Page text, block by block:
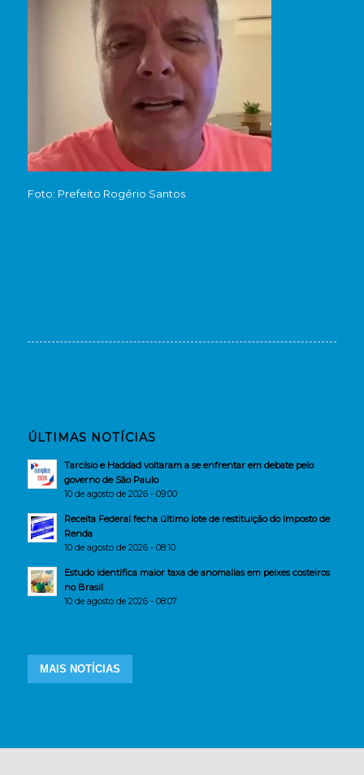
Foto: Prefeito Rogério Santos
ÚLTIMAS NOTÍCIAS
Tarcísio e Haddad voltaram a se enfrentar em debate pelo
governo de São Paulo
10 de agosto de 2026 - 09:00
Receita Federal fecha último lote de restituição do Imposto de
Renda
10 de agosto de 2026 - 08:10
Estudo identifica maior taxa de anomalias em peixes costeiros
no Brasil
10 de agosto de 2026 - 08:07
MAIS NOTÍCIAS